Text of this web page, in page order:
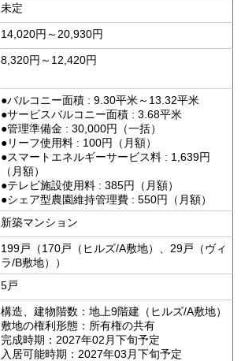
未定
14,020円～20,930円
8,320円～12,420円
●バルコニー面積 : 9.30平米～13.32平米
●サービスバルコニー面積 : 3.68平米
●管理準備金 : 30,000円（一括）
●リーフ使用料 : 100円（月額）
●スマートエネルギーサービス料 : 1,639円
（月額）
●テレビ施設使用料 : 385円（月額）
●シェア型農園維持管理費 : 550円（月額）
新築マンション
199戸（170戸（ヒルズ/A敷地）、29戸（ヴィ
ラ/B敷地））
5戸
構造、建物階数：地上9階建（ヒルズ/A敷地）
敷地の権利形態：所有権の共有
完成時期：2027年02月下旬予定
入居可能時期：2027年03月下旬予定